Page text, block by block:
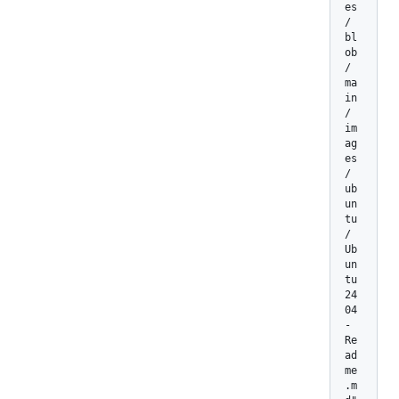
es
/
bl
ob
/
ma
in
/
im
ag
es
/
ub
un
tu
/
Ub
un
tu
24
04
-
Re
ad
me
.m